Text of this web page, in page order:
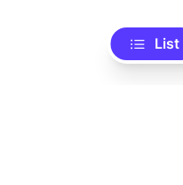
List